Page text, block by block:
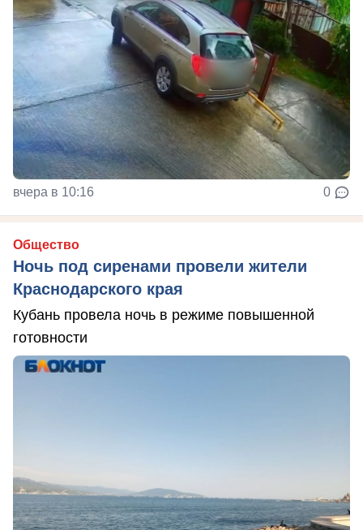
вчера в 10:16 0
Общество
Ночь под сиренами провели жители
Краснодарского края
Кубань провела ночь в режиме повышенной
готовности